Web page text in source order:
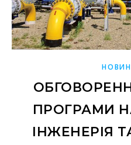
ПРОГРАМИ
ІНЖЕНЕРІЯ